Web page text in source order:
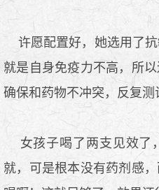
许愿配置好，她选用了
就是自身免疫力不高，所
确保和药物不冲突，反复测
女孩子喝了两支见效了
就，可是根本没有药剂感